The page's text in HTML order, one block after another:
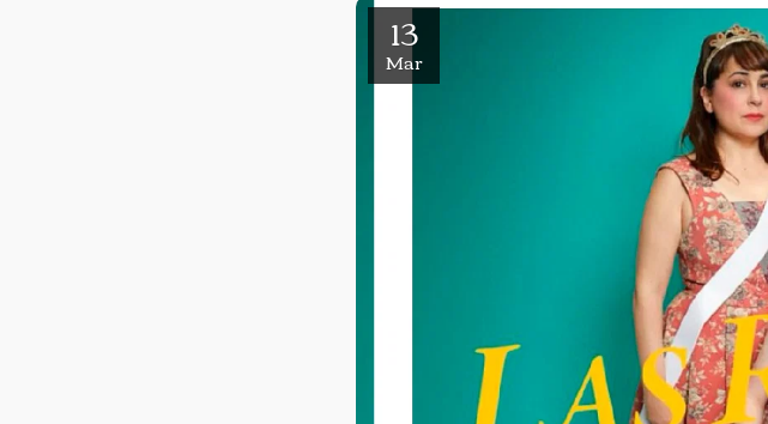
13
Mar